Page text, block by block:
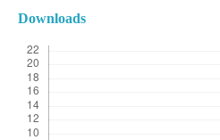
Downloads